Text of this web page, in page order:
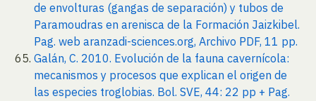
de envolturas (gangas de separación) y tubos de
Paramoudras en arenisca de la Formación Jaizkibel.
Pag. web aranzadi-sciences.org, Archivo PDF, 11 pp.
Galán, C. 2010. Evolución de la fauna cavernícola:
mecanismos y procesos que explican el origen de
las especies troglobias. Bol. SVE, 44: 22 pp + Pag.